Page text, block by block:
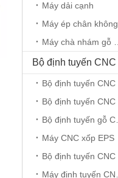
Máy dải cạnh
Máy ép chân không
Bộ định tuyến CNC
Máy CNC xốp EPS